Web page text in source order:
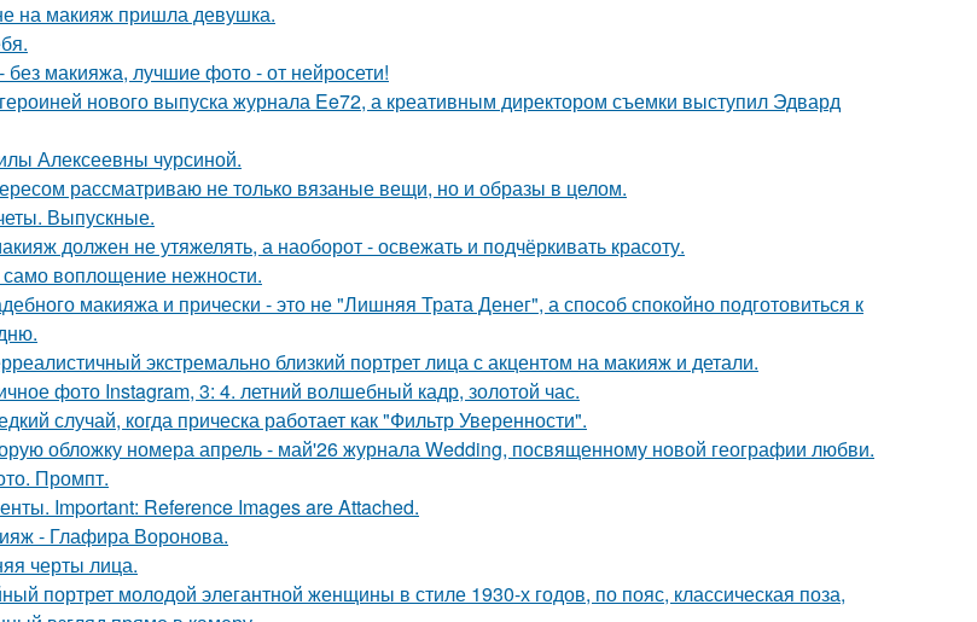
на макияж пришла девушка.
без макияжа, лучшие фото - от нейросети!
нового выпуска журнала Ee72, а креативным директором съемки выступил Эдвард
Алексеевны чурсиной.
рассматриваю не только вязаные вещи, но и образы в целом.
Выпускные.
должен не утяжелять, а наоборот - освежать и подчёркивать красоту.
воплощение нежности.
макияжа и прически - это не "Лишняя Трата Денег", а способ спокойно подготовиться к
экстремально близкий портрет лица с акцентом на макияж и детали.
фото Instagram, 3: 4. летний волшебный кадр, золотой час.
случай, когда прическа работает как "Фильтр Уверенности".
обложку номера апрель - май'26 журнала Wedding, посвященному новой географии любви.
Промпт.
Important: Reference Images are Attached.
- Глафира Воронова.
черты лица.
портрет молодой элегантной женщины в стиле 1930-х годов, по пояс, классическая поза,